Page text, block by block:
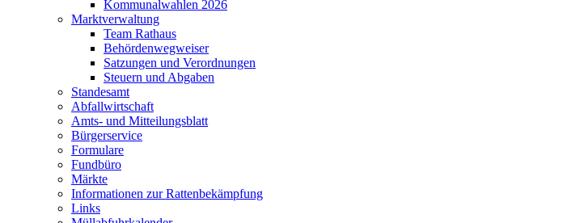
Kommunalwahlen 2026
Marktverwaltung
Team Rathaus
Behördenwegweiser
Satzungen und Verordnungen
Steuern und Abgaben
Standesamt
Abfallwirtschaft
Amts- und Mitteilungsblatt
Bürgerservice
Formulare
Fundbüro
Märkte
Informationen zur Rattenbekämpfung
Links